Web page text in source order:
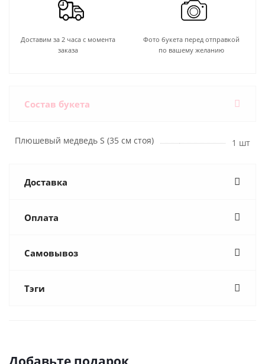
Доставим за 2 часа с момента
заказа
Фото букета перед отправкой
по вашему желанию
Состав букета
Плюшевый медведь S (35 см стоя) 1 шт
Доставка
Оплата
Самовывоз
Тэги